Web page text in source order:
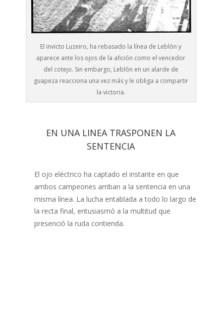
El invicto Luzeiro, ha rebasado la línea de Leblón y
aparece ante los ojos de la afición como el vencedor
del cotejo. Sin embargo, Leblón en un alarde de
guapeza reacciona una vez más y le obliga a compartir
la victoria.
EN UNA LINEA TRASPONEN LA
SENTENCIA
El ojo eléctrico ha captado el instante en que
ambos cam­peones arriban a la sentencia en una
misma línea. La lucha entablada a todo lo largo de
la recta final, entusiasmó a la multitud que
presenció la ruda contienda.